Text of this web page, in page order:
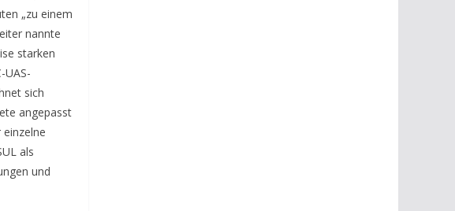
„zu einem
nannte
starken
sich
angepasst
als
und